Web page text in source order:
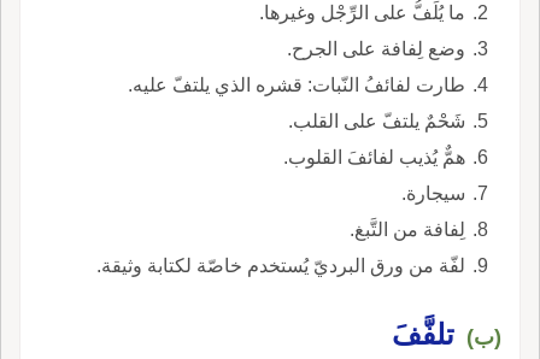
ما يُلَفُّ على الرِّجْل وغيرها.
وضع لِفافة على الجرح.
طارت لفائفُ النّبات: قشره الذي يلتفّ عليه.
شَحْمٌ يلتفّ على القلب.
همٌّ يُذيب لفائفَ القلوب.
سيجارة.
لِفافة من التَّبغ.
لفّة من ورق البرديّ يُستخدم خاصّة لكتابة وثيقة.
(ب) تلفَّفَ